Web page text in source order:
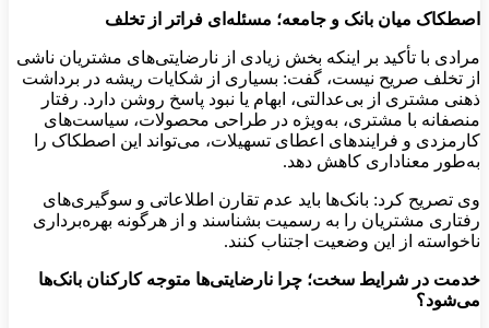
اصطکاک میان بانک و جامعه؛ مسئله‌ای فراتر از تخلف
مرادی با تأکید بر اینکه بخش زیادی از نارضایتی‌های مشتریان ناشی
از تخلف صریح نیست، گفت: بسیاری از شکایات ریشه در برداشت
ذهنی مشتری از بی‌عدالتی، ابهام یا نبود پاسخ روشن دارد. رفتار
منصفانه با مشتری، به‌ویژه در طراحی محصولات، سیاست‌های
کارمزدی و فرایندهای اعطای تسهیلات، می‌تواند این اصطکاک را
به‌طور معناداری کاهش دهد.
وی تصریح کرد: بانک‌ها باید عدم تقارن اطلاعاتی و سوگیری‌های
رفتاری مشتریان را به رسمیت بشناسند و از هرگونه بهره‌برداری
ناخواسته از این وضعیت اجتناب کنند.
خدمت در شرایط سخت؛ چرا نارضایتی‌ها متوجه کارکنان بانک‌ها
می‌شود؟